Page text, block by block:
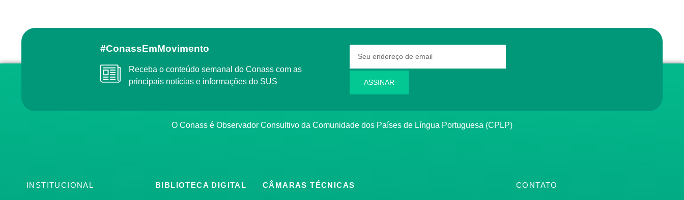
#ConassEmMovimento
Receba o conteúdo semanal do Conass com as
principais notícias e informações do SUS
ASSINAR
O Conass é Observador Consultivo da Comunidade dos Países de Língua Portuguesa (CPLP)
INSTITUCIONAL BIBLIOTECA DIGITAL CÂMARAS TÉCNICAS CONTATO